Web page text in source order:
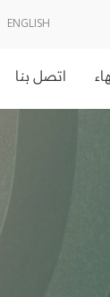
ENGLISH
اتصل بنا